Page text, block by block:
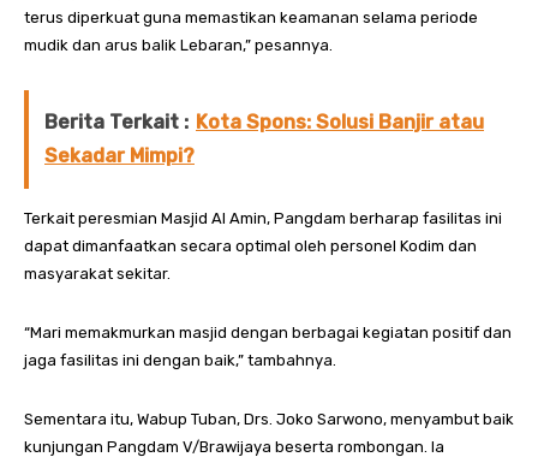
terus diperkuat guna memastikan keamanan selama periode
mudik dan arus balik Lebaran,” pesannya.
Berita Terkait : Kota Spons: Solusi Banjir atau
Sekadar Mimpi?
Terkait peresmian Masjid Al Amin, Pangdam berharap fasilitas ini
dapat dimanfaatkan secara optimal oleh personel Kodim dan
masyarakat sekitar.
“Mari memakmurkan masjid dengan berbagai kegiatan positif dan
jaga fasilitas ini dengan baik,” tambahnya.
Sementara itu, Wabup Tuban, Drs. Joko Sarwono, menyambut baik
kunjungan Pangdam V/Brawijaya beserta rombongan. Ia